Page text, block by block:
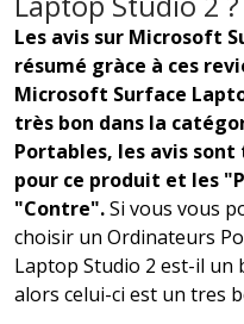
Les avis sur Microsoft
résumé gràce à ces
Microsoft Surface
très bon dans la
Portables, les avis
pour ce produit et les
"Contre".Si vous vous
choisir un Ordinateurs
Laptop Studio 2 est-il un
alors celui-ci est un tres